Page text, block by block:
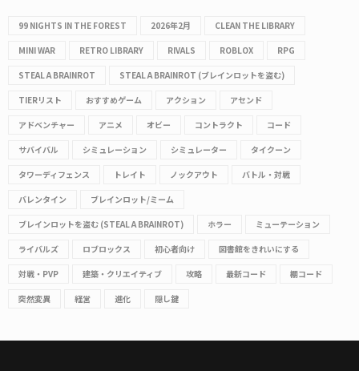
99 NIGHTS IN THE FOREST 2026年2月 CLEAN THE LIBRARY
MINI WAR RETRO LIBRARY RIVALS ROBLOX RPG
STEAL A BRAINROT STEAL A BRAINROT (ブレインロットを盗む)
TIERリスト おすすめゲーム アクション アセンド
アドベンチャー アニメ オビー コントラクト コード
サバイバル シミュレーション シミュレーター タイクーン
タワーディフェンス トレイト ノックアウト バトル・対戦
バレンタイン ブレインロット/ミーム
ブレインロットを盗む (STEAL A BRAINROT) ホラー ミューテーション
ライバルズ ロブロックス 初心者向け 図書館をきれいにする
対戦・PVP 建築・クリエイティブ 攻略 最新コード 棚コード
突然変異 経営 進化 隠し鍵